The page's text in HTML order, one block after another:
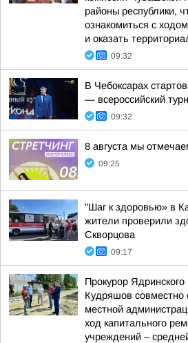
районы республики,
ознакомиться с
и оказать
09:32
В Чебоксарах
— всероссийский
09:32
8 августа мы
09:25
"Шаг к здоровью» в
жители проверили
Скворцова
09:17
Прокурор
Кудряшов совместно
местной
ход капитального
учреждений –